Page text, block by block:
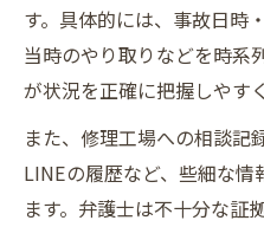
す。具体的には、事故日時
当時のやり取りなどを時系
が状況を正確に把握しやす
また、修理工場への相談記
LINEの履歴など、些細な情
ます。弁護士は不十分な証